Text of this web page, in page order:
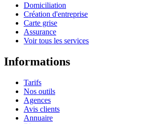
Domiciliation
Création d'entreprise
Carte grise
Assurance
Voir tous les services
Informations
Tarifs
Nos outils
Agences
Avis clients
Annuaire